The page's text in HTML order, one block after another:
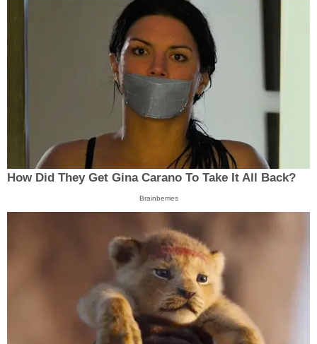
How Did They Get Gina Carano To Take It All Back?
Brainberries